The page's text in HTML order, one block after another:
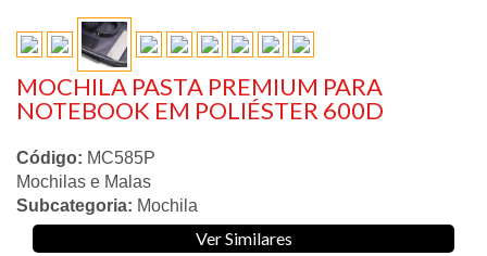
MOCHILA PASTA PREMIUM PARA
NOTEBOOK EM POLIÉSTER 600D
Código: MC585P
Mochilas e Malas
Subcategoria: Mochila
Ver Similares